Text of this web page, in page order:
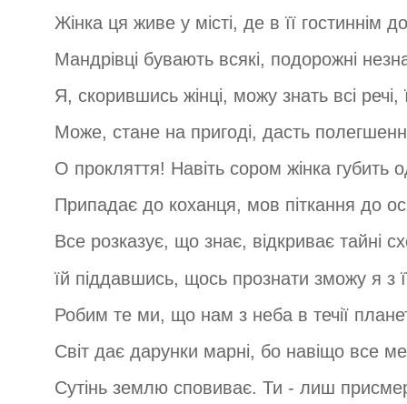
Жінка ця живе у місті, де в її гостиннім
Мандрівці бувають всякі, подорожні
Я, скорившись жінці, можу знать всі речі,
Може, стане на пригоді, дасть
О прокляття! Навіть сором жінка губить
Припадає до коханця, мов піткання до
Все розказує, що знає, відкриває тайні
їй піддавшись, щось прознати зможу я з
Робим те ми, що нам з неба в течії
Світ дає дарунки марні, бо навіщо все
Сутінь землю сповиває. Ти - лиш